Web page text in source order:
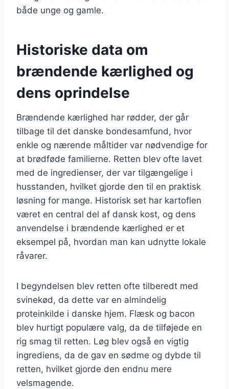
både unge og gamle.
Historiske data om
brændende kærlighed og
dens oprindelse
Brændende kærlighed har rødder, der går
tilbage til det danske bondesamfund, hvor
enkle og nærende måltider var nødvendige for
at brødføde familierne. Retten blev ofte lavet
med de ingredienser, der var tilgængelige i
husstanden, hvilket gjorde den til en praktisk
løsning for mange. Historisk set har kartoflen
været en central del af dansk kost, og dens
anvendelse i brændende kærlighed er et
eksempel på, hvordan man kan udnytte lokale
råvarer.
I begyndelsen blev retten ofte tilberedt med
svinekød, da dette var en almindelig
proteinkilde i danske hjem. Flæsk og bacon
blev hurtigt populære valg, da de tilføjede en
rig smag til retten. Løg blev også en vigtig
ingrediens, da de gav en sødme og dybde til
retten, hvilket gjorde den endnu mere
velsmagende.